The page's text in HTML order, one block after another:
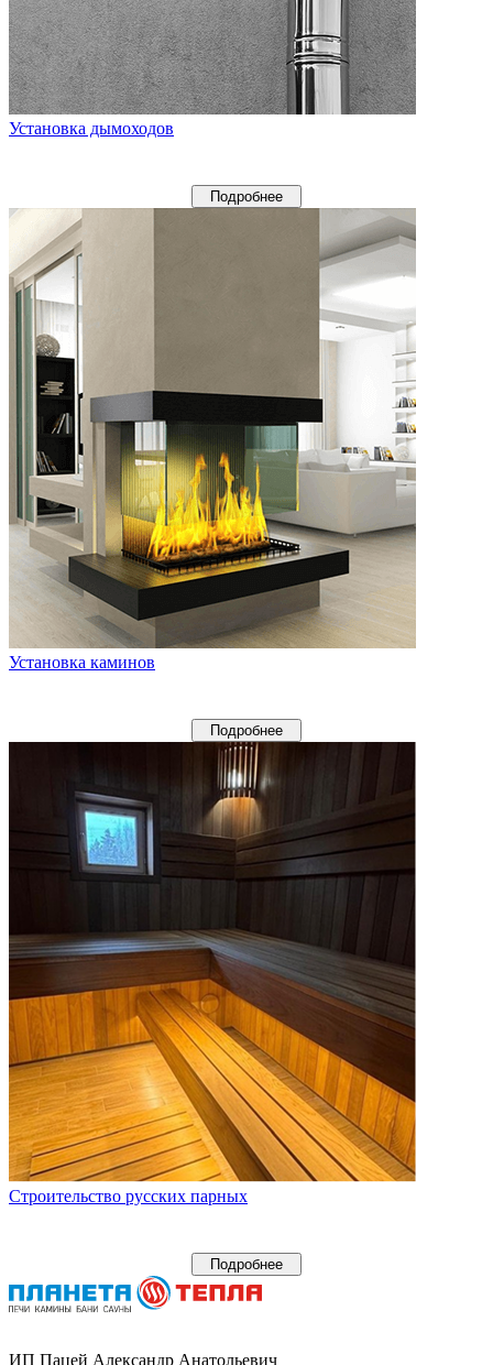
Установка дымоходов
Подробнее
Установка каминов
Подробнее
Строительство русских парных
Подробнее
ИП Пацей Александр Анатольевич